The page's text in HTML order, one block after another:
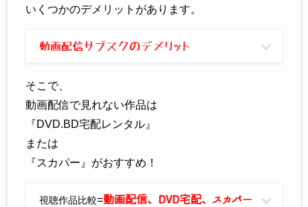
いくつかのデメリットがあります。
動画配信サブスクのデメリット
そこで、
動画配信で見れない作品は
『DVD.BD宅配レンタル』
または
『スカパー』がおすすめ！
視聴作品比較=動画配信、DVD宅配、スカパー